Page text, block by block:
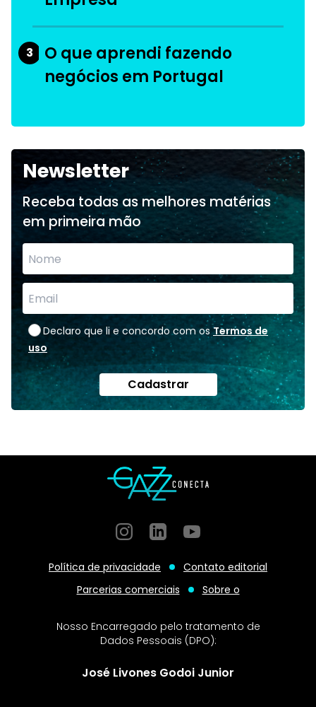
3
O que aprendi fazendo
negócios em Portugal
Newsletter
Receba todas as melhores matérias
em primeira mão
Declaro que li e concordo com os Termos de
uso
Cadastrar
InstagramGitHubGitHub
Política de privacidade
Contato editorial
Parcerias comerciais
Sobre o
Nosso Encarregado pelo tratamento de
Dados Pessoais (DPO):
José Livones Godoi Junior